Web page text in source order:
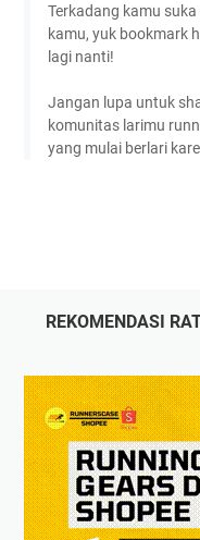
Terkadang kamu
kamu, yuk bookmark
lagi nanti!
Jangan lupa untuk
komunitas larimu
yang mulai berlari
REKOMENDASI